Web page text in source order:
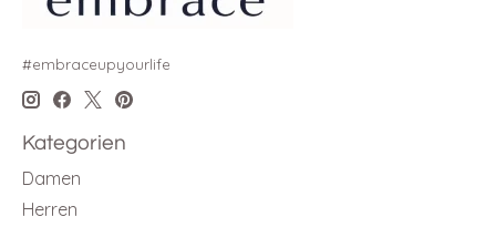
#embraceupyourlife
Kategorien
Damen
Herren